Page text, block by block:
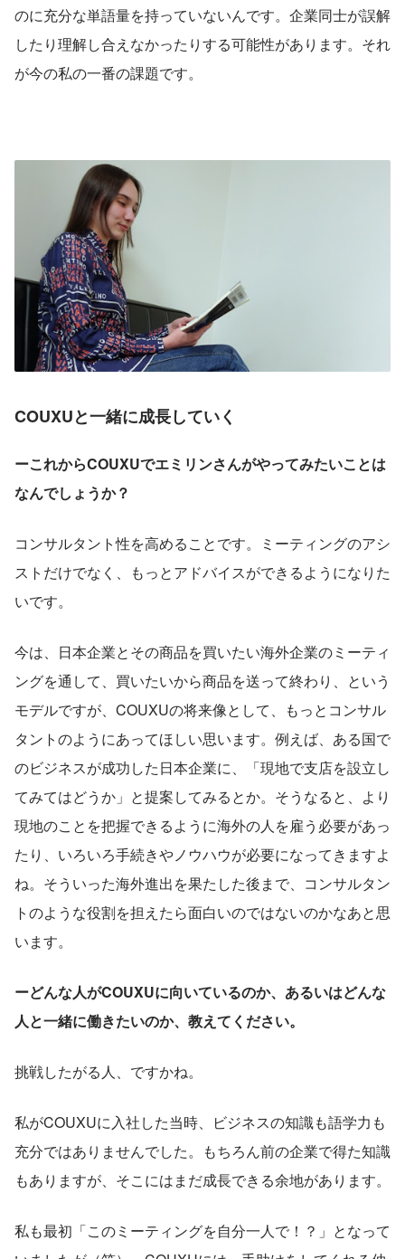
のに充分な単語量を持っていないんです。企業同士が誤解
したり理解し合えなかったりする可能性があります。それ
が今の私の一番の課題です。
COUXUと一緒に成長していく
ーこれからCOUXUでエミリンさんがやってみたいことは
なんでしょうか？
コンサルタント性を高めることです。ミーティングのアシ
ストだけでなく、もっとアドバイスができるようになりた
いです。
今は、日本企業とその商品を買いたい海外企業のミーティ
ングを通して、買いたいから商品を送って終わり、という
モデルですが、COUXUの将来像として、もっとコンサル
タントのようにあってほしい思います。例えば、ある国で
のビジネスが成功した日本企業に、「現地で支店を設立し
てみてはどうか」と提案してみるとか。そうなると、より
現地のことを把握できるように海外の人を雇う必要があっ
たり、いろいろ手続きやノウハウが必要になってきますよ
ね。そういった海外進出を果たした後まで、コンサルタン
トのような役割を担えたら面白いのではないのかなあと思
います。
ーどんな人がCOUXUに向いているのか、あるいはどんな
人と一緒に働きたいのか、教えてください。
挑戦したがる人、ですかね。
私がCOUXUに入社した当時、ビジネスの知識も語学力も
充分ではありませんでした。もちろん前の企業で得た知識
もありますが、そこにはまだ成長できる余地があります。
私も最初「このミーティングを自分一人で！？」となって